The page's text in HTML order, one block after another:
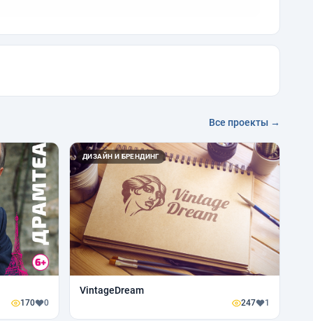
Все проекты →
170 0
ДИЗАЙН И БРЕНДИНГ
VintageDream
247 1